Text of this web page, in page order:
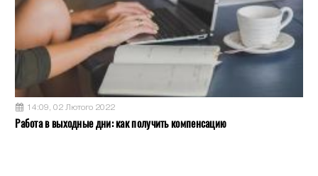
14:09, 02 Лютого 2022
Работа в выходные дни: как получить компенсацию